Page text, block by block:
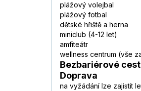
plážový volejbal
plážový fotbal
dětské hřiště a herna
miniclub (4-12 let)
amfiteátr
wellness centrum (vše
Bezbariérové
Doprava
na vyžádání lze zajistit